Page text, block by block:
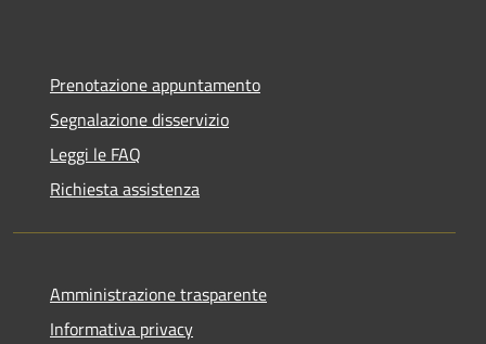
Prenotazione appuntamento
Segnalazione disservizio
Leggi le FAQ
Richiesta assistenza
Amministrazione trasparente
Informativa privacy